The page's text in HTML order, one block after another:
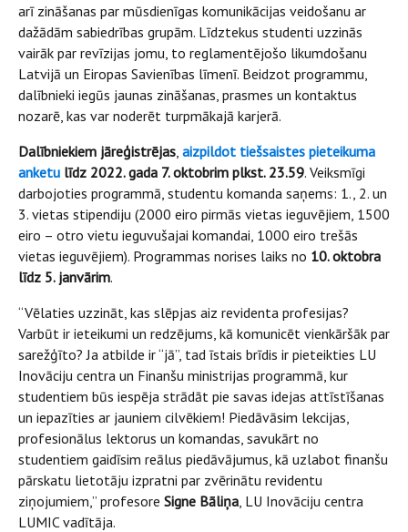
arī zināšanas par mūsdienīgas komunikācijas veidošanu ar
dažādām sabiedrības grupām. Līdztekus studenti uzzinās
vairāk par revīzijas jomu, to reglamentējošo likumdošanu
Latvijā un Eiropas Savienības līmenī. Beidzot programmu,
dalībnieki iegūs jaunas zināšanas, prasmes un kontaktus
nozarē, kas var noderēt turpmākajā karjerā.
Dalībniekiem jāreģistrējas aizpildot tiešsaistes pieteikuma
anketu līdz 2022. gada 7. oktobrim plkst. 23.59. Veiksmīgi
darbojoties programmā, studentu komanda saņems: 1., 2. un
3. vietas stipendiju (2000 eiro pirmās vietas ieguvējiem, 1500
eiro – otro vietu ieguvušajai komandai, 1000 eiro trešās
vietas ieguvējiem). Programmas norises laiks no 10. oktobra
līdz 5. janvārim.
“Vēlaties uzzināt, kas slēpjas aiz revidenta profesijas?
Varbūt ir ieteikumi un redzējums, kā komunicēt vienkāršāk par
sarežģīto? Ja atbilde ir “jā”, tad īstais brīdis ir pieteikties LU
Inovāciju centra un Finanšu ministrijas programmā, kur
studentiem būs iespēja strādāt pie savas idejas attīstīšanas
un iepazīties ar jauniem cilvēkiem! Piedāvāsim lekcijas,
profesionālus lektorus un komandas, savukārt no
studentiem gaidīsim reālus piedāvājumus, kā uzlabot finanšu
pārskatu lietotāju izpratni par zvērinātu revidentu
ziņojumiem,” profesore Signe Bāliņa , LU Inovāciju centra
LUMIC vadītāja.